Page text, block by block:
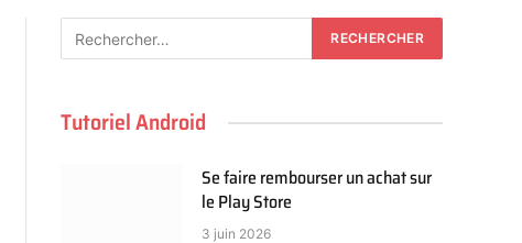
Tutoriel Android
Se faire rembourser un achat sur
le Play Store
3 juin 2026